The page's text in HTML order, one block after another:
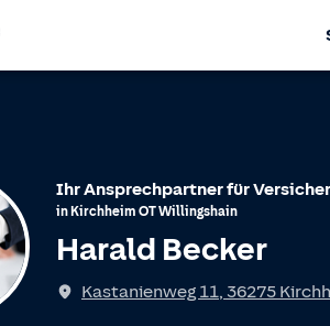
Ihr Ansprechpartner für
in Kirchheim OTWillingshain
Harald Becker
Kastanienweg 11, 36275